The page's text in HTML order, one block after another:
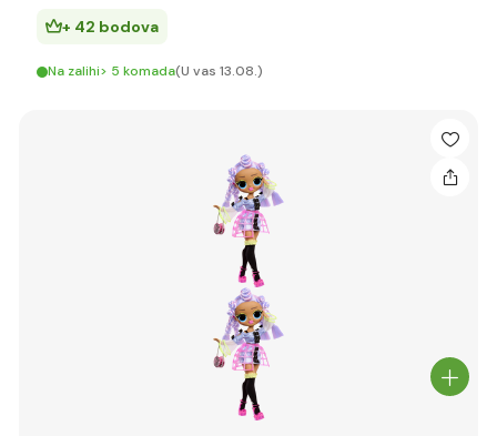
+ 42 bodova
Na zalihi> 5 komada(U vas 13.08.)